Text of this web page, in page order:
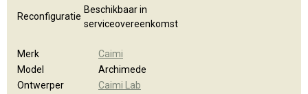
Reconfiguratie
Beschikbaar in
serviceovereenkomst
Merk
Caimi
Model
Archimede
Ontwerper
Caimi Lab